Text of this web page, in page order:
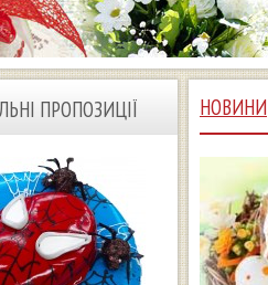
ПРОПОЗИЦІЇ НОВИНИ